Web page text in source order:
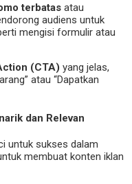
terbatas atau
audiens untuk
mengisi formulir atau
(CTA) yang jelas,
atau “Dapatkan
dan Relevan
untuk sukses dalam
membuat konten iklan